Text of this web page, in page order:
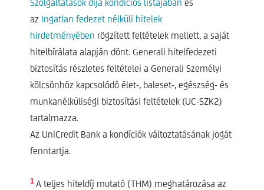
Szolgáltatások díja kondíciós listájában és
az Ingatlan fedezet nélküli hitelek
hirdetményében rögzített feltételek mellett, a saját
hitelbírálata alapján dönt. Generali hitelfedezeti
biztosítás részletes feltételei a Generali Személyi
kölcsönhöz kapcsolódó élet-, baleset-, egészség- és
munkanélküliségi biztosítási feltételek (UC-SZK2)
tartalmazza.
Az UniCredit Bank a kondíciók változtatásának jogát
fenntartja.
1 A teljes hiteldíj mutató (THM) meghatározása az